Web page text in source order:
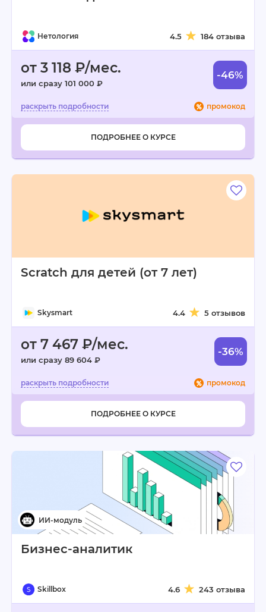
Нетология 4.5 184 отзыва
от 3 118 ₽/мес.
или сразу 101 000 ₽
-46%
промокод
ПОДРОБНЕЕ О КУРСЕ
Scratch для детей (от 7 лет)
Skysmart 4.4 5 отзывов
от 7 467 ₽/мес.
или сразу 89 604 ₽
-36%
промокод
ПОДРОБНЕЕ О КУРСЕ
Бизнес-аналитик
Skillbox 4.6 243 отзыва